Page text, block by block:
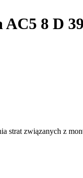
8 D
strat związanych z